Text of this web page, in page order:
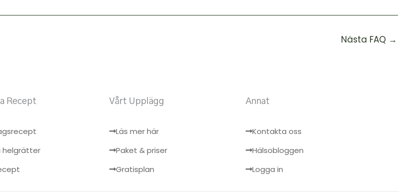
Nästa FAQ →
Recept
helgrätter
Vårt Upplägg
Läs mer här
Paket & priser
Gratisplan
Annat
Kontakta oss
Hälsobloggen
Logga in